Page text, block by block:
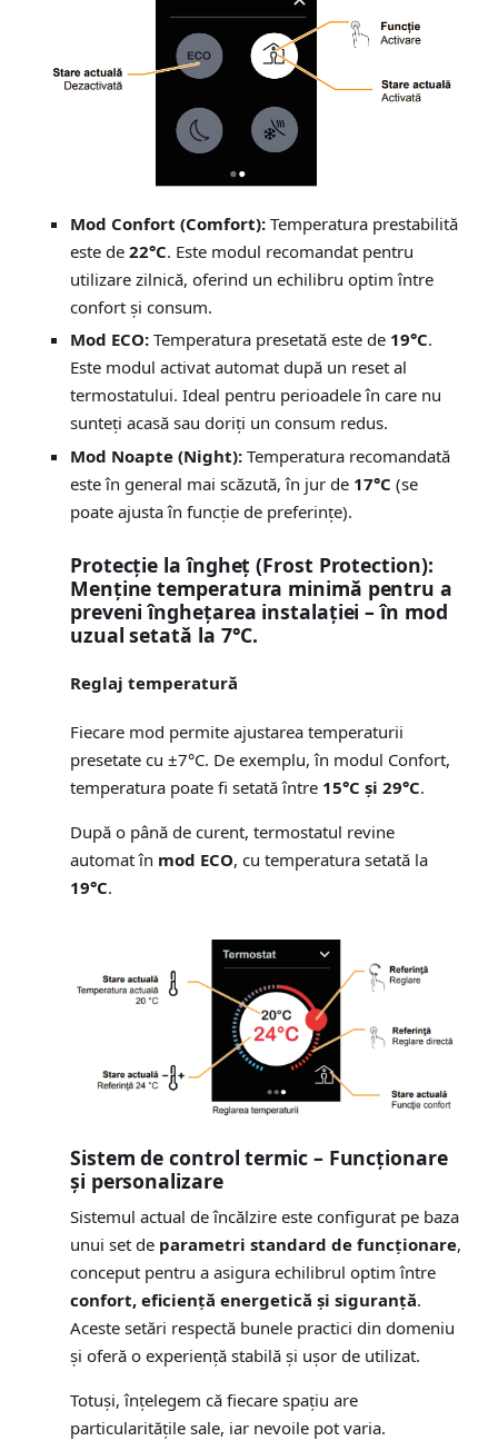
Mod Confort (Comfort): Temperatura prestabilită
este de 22°C. Este modul recomandat pentru
utilizare zilnică, oferind un echilibru optim între
confort și consum.
Mod ECO: Temperatura presetată este de 19°C.
Este modul activat automat după un reset al
termostatului. Ideal pentru perioadele în care nu
sunteți acasă sau doriți un consum redus.
Mod Noapte (Night): Temperatura recomandată
este în general mai scăzută, în jur de 17°C (se
poate ajusta în funcție de preferințe).
Protecție la îngheț (Frost Protection):
Menține temperatura minimă pentru a
preveni înghețarea instalației – în mod
uzual setată la 7°C.
Reglaj temperatură
Fiecare mod permite ajustarea temperaturii
presetate cu ±7°C. De exemplu, în modul Confort,
temperatura poate fi setată între 15°C și 29°C.
După o până de curent, termostatul revine
automat în mod ECO, cu temperatura setată la
19°C.
Sistem de control termic – Funcționare
și personalizare
Sistemul actual de încălzire este configurat pe baza
unui set de parametri standard de funcționare,
conceput pentru a asigura echilibrul optim între
confort, eficiență energetică și siguranță.
Aceste setări respectă bunele practici din domeniu
și oferă o experiență stabilă și ușor de utilizat.
Totuși, înțelegem că fiecare spațiu are
particularitățile sale, iar nevoile pot varia.